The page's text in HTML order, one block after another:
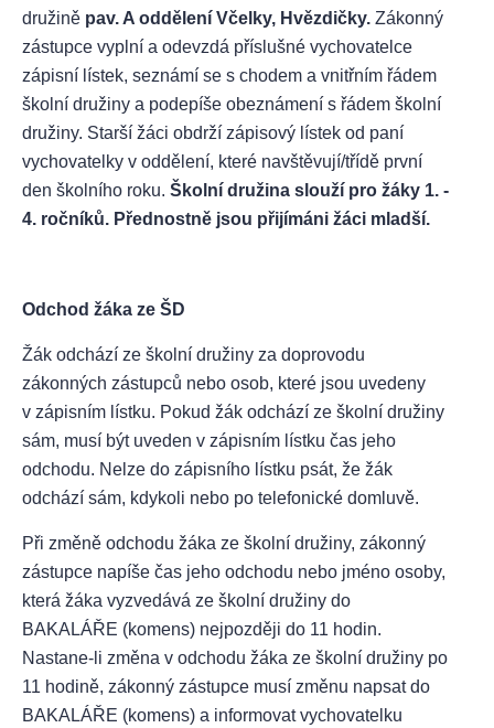
družině pav. A oddělení Včelky, Hvězdičky. Zákonný
zástupce vyplní a odevzdá příslušné vychovatelce
zápisní lístek, seznámí se s chodem a vnitřním řádem
školní družiny a podepíše obeznámení s řádem školní
družiny. Starší žáci obdrží zápisový lístek od paní
vychovatelky v oddělení, které navštěvují/třídě první
den školního roku. Školní družina slouží pro žáky 1. -
4. ročníků. Přednostně jsou přijímáni žáci mladší.
Odchod žáka ze ŠD
Žák odchází ze školní družiny za doprovodu
zákonných zástupců nebo osob, které jsou uvedeny
v zápisním lístku. Pokud žák odchází ze školní družiny
sám, musí být uveden v zápisním lístku čas jeho
odchodu. Nelze do zápisního lístku psát, že žák
odchází sám, kdykoli nebo po telefonické domluvě.
Při změně odchodu žáka ze školní družiny, zákonný
zástupce napíše čas jeho odchodu nebo jméno osoby,
která žáka vyzvedává ze školní družiny do
BAKALÁŘE (komens) nejpozději do 11 hodin.
Nastane-li změna v odchodu žáka ze školní družiny po
11 hodině, zákonný zástupce musí změnu napsat do
BAKALÁŘE (komens) a informovat vychovatelku